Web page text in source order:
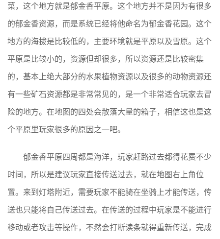
菜，这个地方就是郁金香平原。这个地方并不是因为有很多
的郁金香资源，而是系统已经将他命名为郁金香花园。这个
地方的海拔是比较低的，主要环境就是平原以及雪原。这个
平原是比较小的，资源但却很多，所以资源还是比较密集
的，基本上绝大部分的水果植物资源以及很多的动物资源还
有一些矿石资源都是非常常见的，是一个非常适合玩家去冒
险的地方。在地图的四处会散落大量的箱子，相信这也是这
个平原里玩家很多的原因之一吧。
郁金香平原四周都是海洋，玩家赶路过去都得花费不少
时间，所以是建议玩家直接传送过去，就在地图右上角位
置。来到灯塔附近，需要玩家不能骑在坐骑上才能传送，传
送也只能将自己传送过去。在传送的过程中玩家是不能进行
移动或者攻击等操作，不然会打断读条就得重新传送，完成